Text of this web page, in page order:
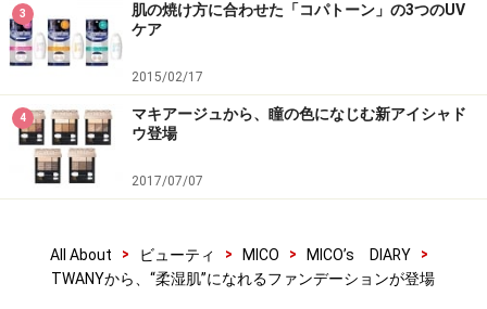
3
肌の焼け方に合わせた「コパトーン」の3つのUV
ケア
2015/02/17
4
マキアージュから、瞳の色になじむ新アイシャド
ウ登場
2017/07/07
All About > ビューティ > MICO > MICO’s DIARY
>
TWANYから、“柔湿肌”になれるファンデーションが登場